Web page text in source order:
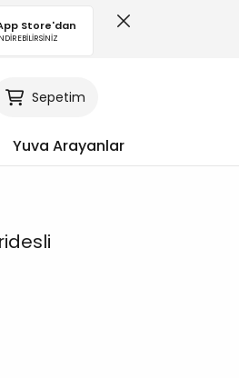
Store'dan
Sepetim
Yuva Arayanlar